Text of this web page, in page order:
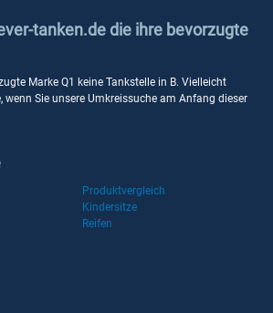
tanken.de die ihre bevorzugte
Marke Q1 keine Tankstelle in B. Vielleicht
wenn Sie unsere Umkreissuche am Anfang dieser
Produktvergleich
Kindersitze
Reifen